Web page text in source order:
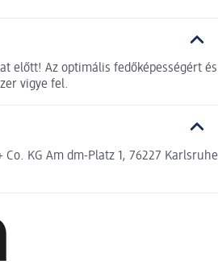
előtt! Az optimális fedőképességért és
vigye fel.
KG Am dm-Platz 1, 76227 Karlsruhe